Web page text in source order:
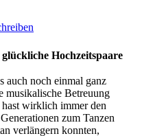
Hochzeitspaare
auch noch einmal ganz
musikalische Betreuung
wirklich immer den
zum Tanzen
verlängern konnten,